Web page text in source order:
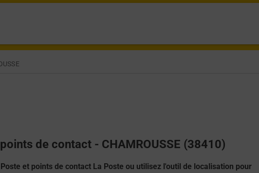
de contact - CHAMROUSSE (38410)
et points de contact La Poste ou utilisez l'outil de localisation pour